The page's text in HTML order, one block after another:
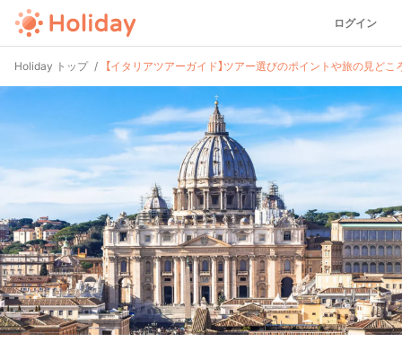
ログイン
Holiday トップ 【イタリアツアーガイド】ツアー選びのポイントや旅の見どこ